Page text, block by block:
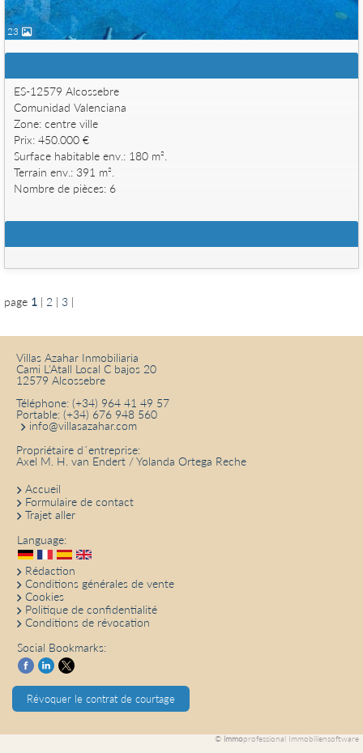
23
ES-12579 Alcossebre
Comunidad Valenciana
Zone: centre ville
Prix: 450.000 €
Surface habitable env.: 180 m².
Terrain env.: 391 m².
Nombre de pièces: 6
page 1 | 2 | 3 |
Villas Azahar Inmobiliaria
Cami L'Atall Local C bajos 20
12579 Alcossebre
Téléphone: (+34) 964 41 49 57
Portable: (+34) 676 948 560
info@villasazahar.com
Propriétaire d´entreprise:
Axel M. H. van Endert / Yolanda Ortega Reche
Accueil
Formulaire de contact
Trajet aller
Language:
Rédaction
Conditions générales de vente
Cookies
Politique de confidentialité
Conditions de révocation
Social Bookmarks:
Révoquer le contrat de courtage
© immoprofessional Immobiliensoftware